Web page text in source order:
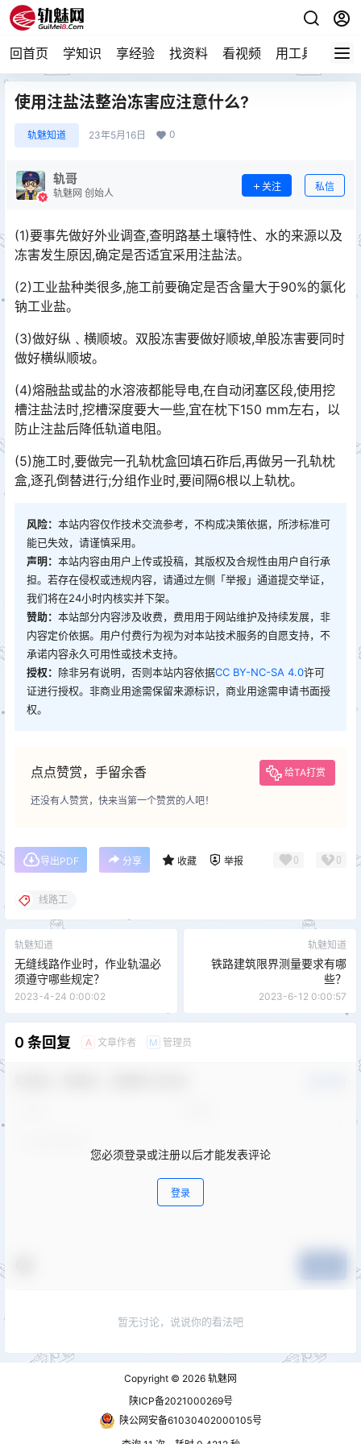
回首页 学知识 享经验 找资料 看视频 用工具 论技
使用注盐法整治冻害应注意什么?
轨魅知道 23年5月16日 0
轨哥
轨魅网 创始人
关注 私信
(1)要事先做好外业调查,查明路基土壤特性、水的来源以及
冻害发生原因,确定是否适宜采用注盐法。
(2)工业盐种类很多,施工前要确定是否含量大于90%的氯化
钠工业盐。
(3)做好纵﹑横顺坡。双股冻害要做好顺坡,单股冻害要同时
做好横纵顺坡。
(4)熔融盐或盐的水溶液都能导电,在自动闭塞区段,使用挖
槽注盐法时,挖槽深度要大一些,宜在枕下150 mm左右，以
防止注盐后降低轨道电阻。
(5)施工时,要做完一孔轨枕盒回填石砟后,再做另一孔轨枕
盒,逐孔倒替进行;分组作业时,要间隔6根以上轨枕。
风险： 本站内容仅作技术交流参考，不构成决策依据，所涉标准可
能已失效，请谨慎采用。
声明： 本站内容由用户上传或投稿，其版权及合规性由用户自行承
担。若存在侵权或违规内容，请通过左侧「举报」通道提交举证，
我们将在24小时内核实并下架。
赞助： 本站部分内容涉及收费，费用用于网站维护及持续发展，非
内容定价依据。用户付费行为视为对本站技术服务的自愿支持，不
承诺内容永久可用性或技术支持。
授权： 除非另有说明，否则本站内容依据CC BY-NC-SA 4.0许可
证进行授权。非商业用途需保留来源标识，商业用途需申请书面授
权。
点点赞赏，手留余香 给TA打赏
还没有人赞赏，快来当第一个赞赏的人吧！
导出PDF 分享 收藏 举报 0 0
线路工
轨魅知道
无缝线路作业时，作业轨温必
须遵守哪些规定？
2023-4-24 0:00:02
轨魅知道
铁路建筑限界测量要求有哪
些？
2023-6-12 0:00:57
0 条回复 A 文章作者 M 管理员
您必须登录或注册以后才能发表评论
登录
暂无讨论，说说你的看法吧
Copyright © 2026 轨魅网
陕ICP备2021000269号
陕公网安备61030402000105号